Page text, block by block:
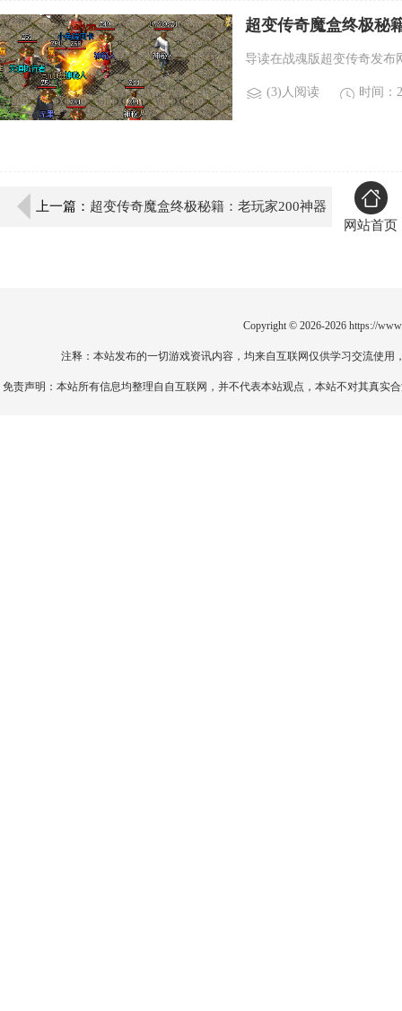
超变传奇魔盒终极秘
导读在战魂版超变传奇发布
(3)人阅读 时间：
上一篇： 超变传奇魔盒终极秘籍：老玩家200神器
网站首页
Copyright © 2026-2026 https://
注释：本站发布的一切游戏资讯内容，均来自互联网仅供学习交流使
免责声明：本站所有信息均整理自自互联网，并不代表本站观点，本站不对其真实